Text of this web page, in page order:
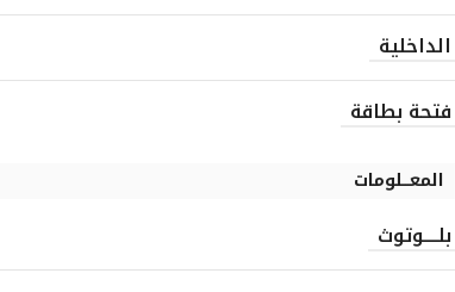
الداخلية
فتحة بطاقة
المعـــلومات
بلــــوتوث